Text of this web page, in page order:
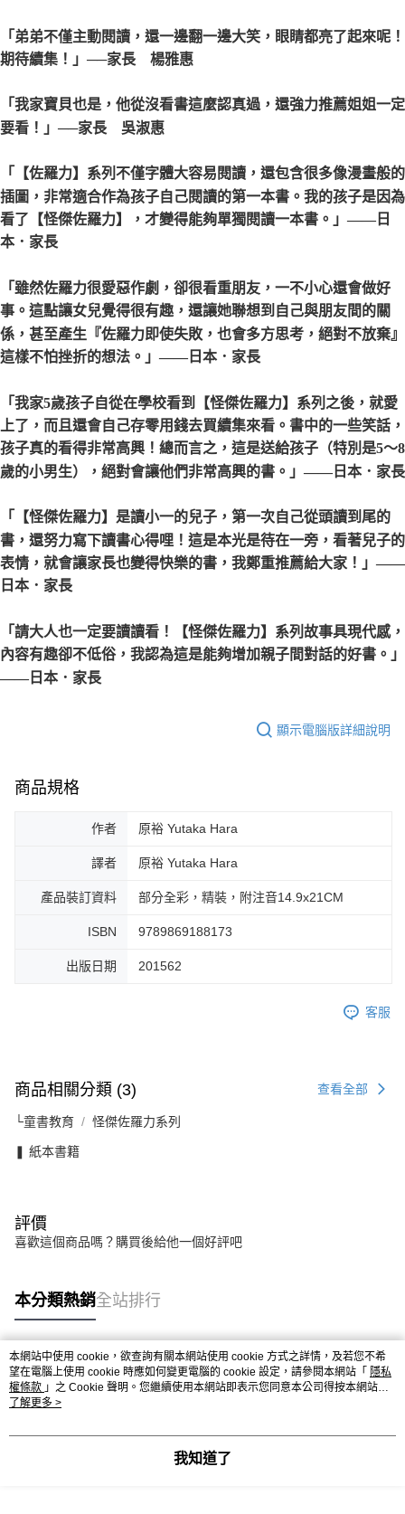
「弟弟不僅主動閱讀，還一邊翻一邊大笑，眼睛都亮了起來呢！
期待續集！」 ──家長 楊雅惠
「我家寶貝也是，他從沒看書這麼認真過，還強力推薦姐姐一定
要看！」 ──家長 吳淑惠
「【佐羅力】系列不僅字體大容易閱讀，還包含很多像漫畫般的
插圖，非常適合作為孩子自己閱讀的第一本書。我的孩子是因為
看了【怪傑佐羅力】，才變得能夠單獨閱讀一本書。」 ——日
本．家長
「雖然佐羅力很愛惡作劇，卻很看重朋友，一不小心還會做好
事。這點讓女兒覺得很有趣，還讓她聯想到自己與朋友間的關
係，甚至產生『佐羅力即使失敗，也會多方思考，絕對不放棄』
這樣不怕挫折的想法。」 ——日本．家長
「我家5歲孩子自從在學校看到【怪傑佐羅力】系列之後，就愛
上了，而且還會自己存零用錢去買續集來看。書中的一些笑話，
孩子真的看得非常高興！總而言之，這是送給孩子（特別是5〜8
歲的小男生），絕對會讓他們非常高興的書。」 ——日本．家長
「【怪傑佐羅力】是讀小一的兒子，第一次自己從頭讀到尾的
書，還努力寫下讀書心得哩！這是本光是待在一旁，看著兒子的
表情，就會讓家長也變得快樂的書，我鄭重推薦給大家！」 ——
日本．家長
「請大人也一定要讀讀看！【怪傑佐羅力】系列故事具現代感，
內容有趣卻不低俗，我認為這是能夠增加親子間對話的好書。」
——日本．家長
顯示電腦版詳細說明
商品規格
作者 原裕 Yutaka Hara
譯者 原裕 Yutaka Hara
產品裝訂資料 部分全彩，精裝，附注音14.9x21CM
ISBN 9789869188173
出版日期 201562
客服
商品相關分類 (3) 查看全部
└童書教育 怪傑佐羅力系列
❚ 紙本書籍
評價
喜歡這個商品嗎？購買後給他一個好評吧
本分類熱銷全站排行
熱門標籤
本網站中使用 cookie，欲查詢有關本網站使用 cookie 方式之詳情，及若您不希
望在電腦上使用 cookie 時應如何變更電腦的 cookie 設定，請參閱本網站「 隱私
權條款 」之 Cookie 聲明。您繼續使用本網站即表示您同意本公司得按本網站使
用條款之 Cookie 聲明使用 cookie。
了解更多 >
我知道了